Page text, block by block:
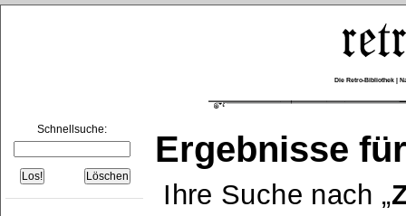
Die Retro-Bibliothek |
Schnellsuche: Ergebnisse
Ihre Suche nach